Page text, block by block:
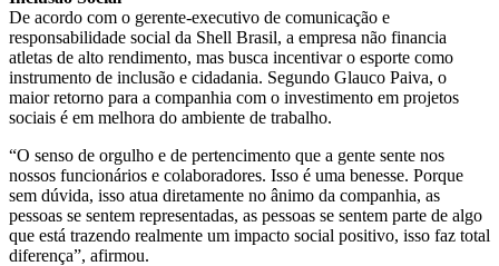
De acordo com o gerente-executivo de comunicação e
responsabilidade social da Shell Brasil, a empresa não financia
atletas de alto rendimento, mas busca incentivar o esporte como
instrumento de inclusão e cidadania. Segundo Glauco Paiva, o
maior retorno para a companhia com o investimento em projetos
sociais é em melhora do ambiente de trabalho.
“O senso de orgulho e de pertencimento que a gente sente nos
nossos funcionários e colaboradores. Isso é uma benesse. Porque
sem dúvida, isso atua diretamente no ânimo da companhia, as
pessoas se sentem representadas, as pessoas se sentem parte de algo
que está trazendo realmente um impacto social positivo, isso faz total
diferença”, afirmou.